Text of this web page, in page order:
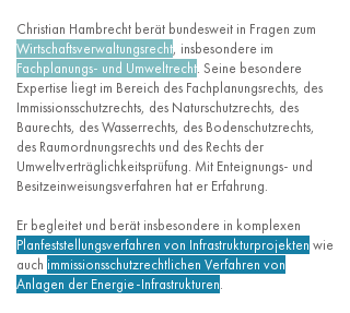
Christian Hambrecht berät bundesweit in Fragen zum
Wirtschaftsverwaltungsrecht, insbesondere im
Fachplanungs- und Umweltrecht. Seine besondere
Expertise liegt im Bereich des Fachplanungsrechts, des
Immissionsschutzrechts, des Naturschutzrechts, des
Baurechts, des Wasserrechts, des Bodenschutzrechts,
des Raumordnungsrechts und des Rechts der
Umweltverträglichkeitsprüfung. Mit Enteignungs- und
Besitzeinweisungsverfahren hat er Erfahrung.
Er begleitet und berät insbesondere in komplexen
Planfeststellungsverfahren von Infrastrukturprojekten wie
auch immissionsschutzrechtlichen Verfahren von
Anlagen der Energie-Infrastrukturen.